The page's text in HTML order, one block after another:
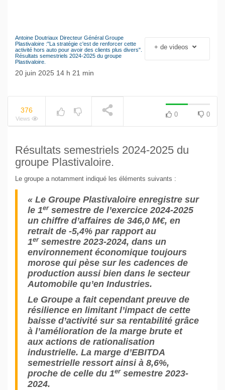
NOW PLAYING
Le séisme industriel
Volkswagen
Antoine Doutriaux Directeur Général Groupe
Plastivaloire :"La stratégie c'est de renforcer cette
activité hors auto pour avoir des clients plus divers".
Résultats semestriels 2024-2025 du groupe
Plastivaloire.
20 juin 2025 14 h 21 min
+ de videos
376
Views
0 0
Résultats semestriels 2024-2025 du
groupe Plastivaloire.
Le groupe a notamment indiqué les éléments suivants :
« Le Groupe Plastivaloire enregistre sur
le 1ersemestre de l’exercice 2024-2025
un chiffre d’affaires de 346,0 M€, en
retrait de -5,4% par rapport au
1ersemestre 2023-2024, dans un
environnement économique toujours
morose qui pèse sur les cadences de
production aussi bien dans le secteur
Automobile qu’en Industries.
Le Groupe a fait cependant preuve de
résilience en limitant l’impact de cette
baisse d’activité sur sa rentabilité grâce
à l’amélioration de la marge brute et
aux actions de rationalisation
industrielle. La marge d’EBITDA
semestrielle ressort ainsi à 8,6%,
proche de celle du 1ersemestre 2023-
2024.